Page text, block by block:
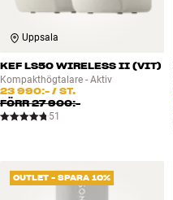
Uppsala
KEF LS50 WIRELESS II (VIT)
Kompakthögtalare - Aktiv
23 990:- / ST.
FÖRR27 900:-
51
OUTLET - SPARA 10%